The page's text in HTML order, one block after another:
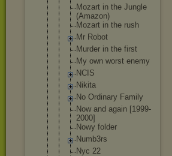
Mozart in the Jungle
(Amazon)
Mozart in the rush
Mr Robot
Murder in the first
My own worst enemy
NCIS
Nikita
No Ordinary Family
Now and again [1999-
2000]
Nowy folder
Numb3rs
Nyc 22